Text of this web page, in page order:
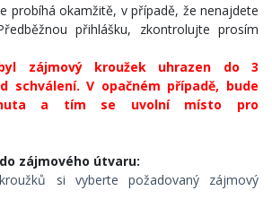
probíhá okamžitě, v případě, že nenajdete
přihlášku, zkontrolujte prosím
zájmový kroužek uhrazen do 3
schválení. V opačném případě, bude
a tím se uvolní místo pro
zájmového útvaru:
si vyberte požadovaný zájmový